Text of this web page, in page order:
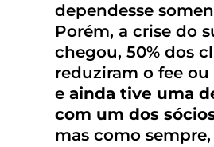
dependesse
Porém, a crise do
chegou, 50% dos
reduziram o fee
e ainda tive uma
com um dos
mas como